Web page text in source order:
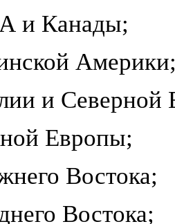
и Канады;
и Северной
Европы;
Востока;
Востока;